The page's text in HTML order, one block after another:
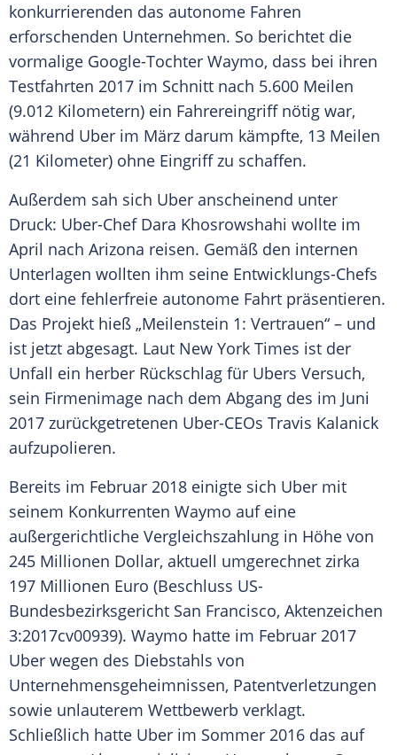
konkurrierenden das autonome Fahren
erforschenden Unternehmen. So berichtet die
vormalige Google-Tochter Waymo, dass bei ihren
Testfahrten 2017 im Schnitt nach 5.600 Meilen
(9.012 Kilometern) ein Fahrereingriff nötig war,
während Uber im März darum kämpfte, 13 Meilen
(21 Kilometer) ohne Eingriff zu schaffen.
Außerdem sah sich Uber anscheinend unter
Druck: Uber-Chef Dara Khosrowshahi wollte im
April nach Arizona reisen. Gemäß den internen
Unterlagen wollten ihm seine Entwicklungs-Chefs
dort eine fehlerfreie autonome Fahrt präsentieren.
Das Projekt hieß „Meilenstein 1: Vertrauen“ – und
ist jetzt abgesagt. Laut New York Times ist der
Unfall ein herber Rückschlag für Ubers Versuch,
sein Firmenimage nach dem Abgang des im Juni
2017 zurückgetretenen Uber-CEOs Travis Kalanick
aufzupolieren.
Bereits im Februar 2018 einigte sich Uber mit
seinem Konkurrenten Waymo auf eine
außergerichtliche Vergleichszahlung in Höhe von
245 Millionen Dollar, aktuell umgerechnet zirka
197 Millionen Euro (Beschluss US-
Bundesbezirksgericht San Francisco, Aktenzeichen
3:2017cv00939). Waymo hatte im Februar 2017
Uber wegen des Diebstahls von
Unternehmensgeheimnissen, Patentverletzungen
sowie unlauterem Wettbewerb verklagt.
Schließlich hatte Uber im Sommer 2016 das auf